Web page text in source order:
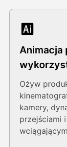
Animacja
sztucznej
Ożyw
kamery,
przejściami